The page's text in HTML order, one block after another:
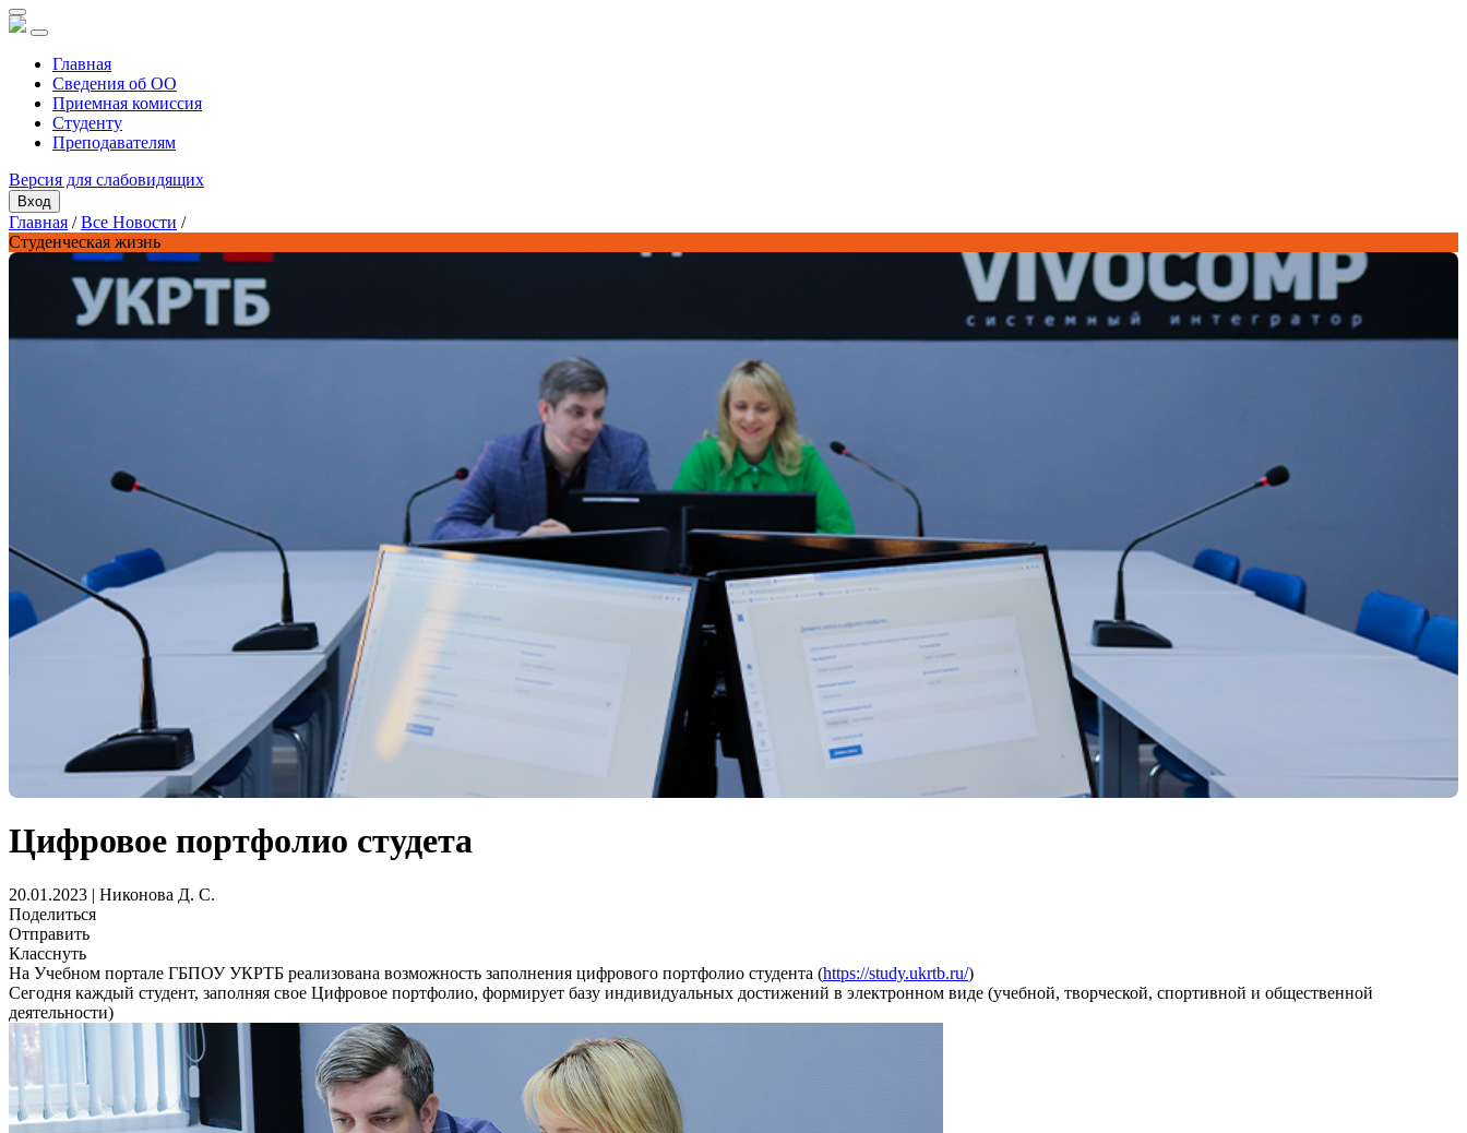
Главная
Сведения об ОО
Приемная комиссия
Студенту
Преподавателям
Версия для слабовидящих
Вход
Главная /Все Новости /
Студенческая жизнь
Цифровое портфолио студета
20.01.2023 | Никонова Д. С.
Поделиться
Отправить
Класснуть
На Учебном портале ГБПОУ УКРТБ реализована возможность заполнения цифрового портфолио студента (https://study.ukrtb.ru/)
Сегодня каждый студент, заполняя свое Цифровое портфолио, формирует базу индивидуальных достижений в электронном виде (учебной, творческой, спортивной и общественной
деятельности)